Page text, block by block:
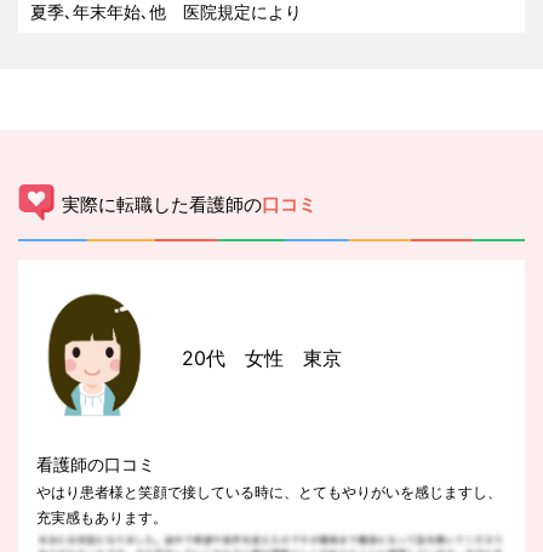
夏季､年末年始､他 医院規定により
実際に転職した看護師の口コミ
20代 女性 東京
看護師の口コミ
やはり患者様と笑顔で接している時に、とてもやりがいを感じますし、
充実感もあります。